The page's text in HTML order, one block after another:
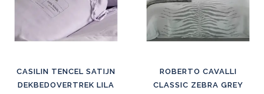
CASILIN TENCEL SATIJN
DEKBEDOVERTREK LILA
ROBERTO CAVALLI
CLASSIC ZEBRA GREY